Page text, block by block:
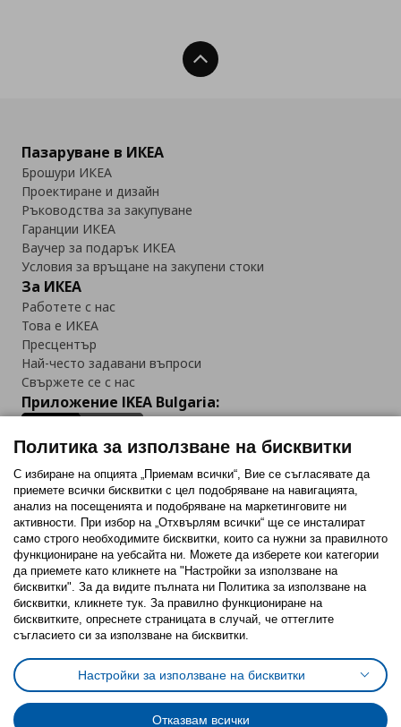
Нагоре
Пазаруване в ИКЕА
Брошури ИКЕА
Проектиране и дизайн
Ръководства за закупуване
Гаранции ИКЕА
Ваучер за подарък ИКЕА
Условия за връщане на закупени стоки
За ИКЕА
Работете с нас
Това е ИКЕА
Пресцентър
Най-често задавани въпроси
Свържете се с нас
Приложение IKEA Bulgaria:
Последвайте ни:
FacebookTwitterYoutubePinterestInstagram
Политика за използване на бисквитки (Cookies)
Избор на настройки за използване на бисквитки
Условия за ползване на ikea.bgОбща политика за личните данни
Политика за защита на личните данни на ikea.bg
Общи условия на програма IKEA Family
Политика за използване на бисквитки
С избиране на опцията „Приемам всички“, Вие се съгласявате да
приемете всички бисквитки с цел подобряване на навигацията,
анализ на посещенията и подобряване на маркетинговите ни
активности. При избор на „Отхвърлям всички“ ще се инсталират
само строго необходимитe бисквитки, които са нужни за правилното
функциониране на уебсайта ни. Можете да изберете кои категории
да приемете като кликнете на "Настройки за използване на
бисквитки". За да видите пълната ни Политика за използване на
бисквитки, кликнете тук. За правилно функциониране на
бисквитките, опреснете страницата в случай, че оттеглите
съгласието си за използване на бисквитки.
Настройки за използване на бисквитки
Отказвам всички